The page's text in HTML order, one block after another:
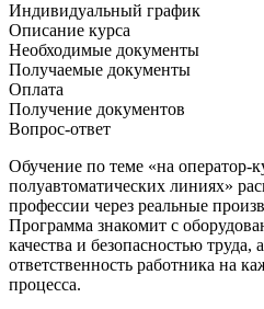
Индивидуальный график
Описание курса
Необходимые документы
Получаемые документы
Оплата
Получение документов
Вопрос-ответ
Обучение по теме «на оператор-
полуавтоматических линиях»
профессии через реальные
Программа знакомит с
качества и безопасностью труда,
ответственность работника на
процесса.